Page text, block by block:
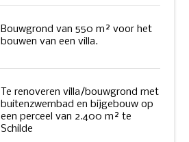
Bouwgrond van 550 m² voor het
bouwen van een villa.
Te renoveren villa/bouwgrond met
buitenzwembad en bijgebouw op
een perceel van 2.400 m² te
Schilde